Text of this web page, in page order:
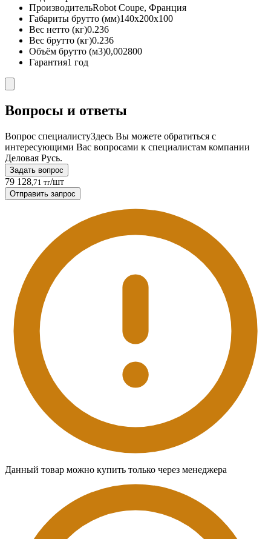
ПроизводительRobot Coupe, Франция
Габариты брутто (мм)140x200x100
Вес нетто (кг)0.236
Вес брутто (кг)0.236
Объём брутто (м3)0,002800
Гарантия1 год
Вопросы и ответы
Вопрос специалистуЗдесь Вы можете обратиться с
интересующими Вас вопросами к специалистам компании
Деловая Русь.
Задать вопрос
79 128 ,71 тг/шт
Отправить запрос
Данный товар можно купить только через менеджера